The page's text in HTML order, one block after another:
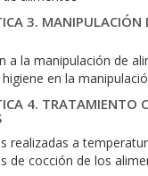
3. MANIPULACIÓN
a la manipulación de
en la
4. TRATAMIENTO
realizadas a
de cocción de los